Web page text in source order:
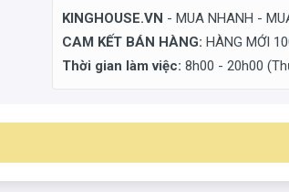
KINGHOUSE.VN - MUA NHANH -
CAM KẾT BÁN HÀNG: HÀNG MỚI
Thời gian làm việc: 8h00 - 20h00